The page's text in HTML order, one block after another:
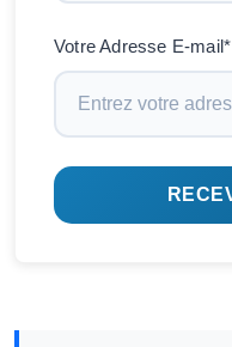
Votre Adresse E-mail*